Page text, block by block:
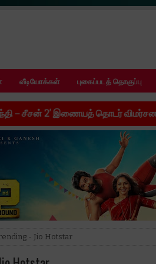
வீடியோக்கள் புகைப்படத் தொகுப்பு
தொடர் விமர்சனம்•
- Jio Hotstar